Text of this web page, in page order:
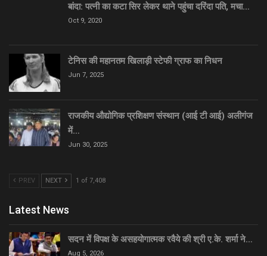
बांदा: पत्नी का कटा सिर लेकर थाने पहुंचा दरिंदा पति, मचा…
Oct 9, 2020
टेनिस की महानतम खिलाड़ी स्टेफी ग्राफ का निधन
Jun 7, 2025
राजकीय औद्योगिक प्रशिक्षण संस्थान (आई टी आई) अलीगंज
में…
Jun 30, 2025
PREV NEXT 1 of 7,408
Latest News
सदन में विपक्ष के असहयोगात्मक रवैये की श्री ए.के. शर्मा ने…
Aug 5, 2026